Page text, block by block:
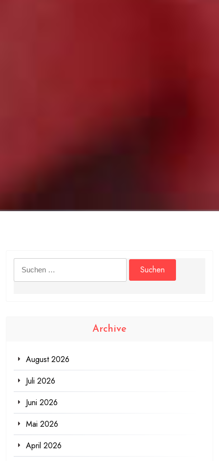
Suchen
nach:
Archive
August 2026
Juli 2026
Juni 2026
Mai 2026
April 2026